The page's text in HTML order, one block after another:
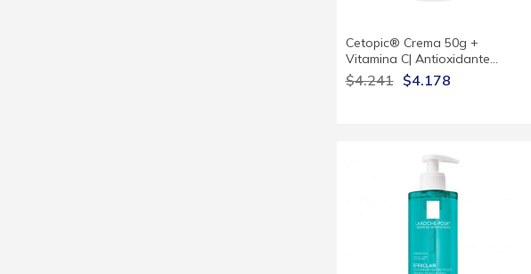
Cetopic® Crema 50g +
Vitamina C| Antioxidante…
$4.178
$4.241